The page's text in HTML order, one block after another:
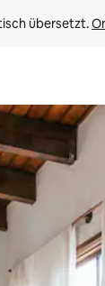
übersetzt.